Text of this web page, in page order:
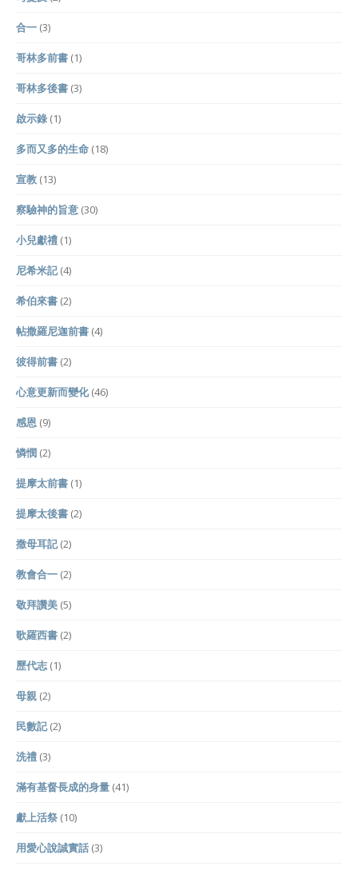
合一 (3)
哥林多前書 (1)
哥林多後書 (3)
啟示錄 (1)
多而又多的生命 (18)
宣教 (13)
察驗神的旨意 (30)
小兒獻禮 (1)
尼希米記(4)
希伯來書 (2)
帖撒羅尼迦前書 (4)
彼得前書 (2)
心意更新而變化(46)
感恩 (9)
憐憫 (2)
提摩太前書 (1)
提摩太後書 (2)
撒母耳記(2)
教會合一 (2)
敬拜讚美 (5)
歌羅西書 (2)
歷代志 (1)
母親 (2)
民數記(2)
洗禮 (3)
滿有基督長成的身量 (41)
獻上活祭 (10)
用愛心說誠實話 (3)